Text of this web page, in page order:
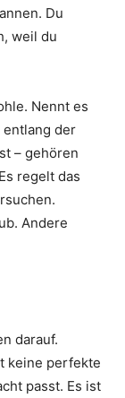
Du
weil du
Nennt es
der
– gehören
regelt das
Andere
darauf.
keine perfekte
passt. Es ist